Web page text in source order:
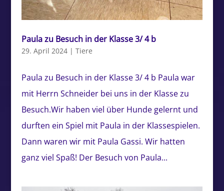
Paula zu Besuch in der Klasse 3/ 4 b
29. April 2024| Tiere
Paula zu Besuch in der Klasse 3/ 4 b Paula war
mit Herrn Schneider bei uns in der Klasse zu
Besuch.Wir haben viel über Hunde gelernt und
durften ein Spiel mit Paula in der Klassespielen.
Dann waren wir mit Paula Gassi. Wir hatten
ganz viel Spaß! Der Besuch von Paula...